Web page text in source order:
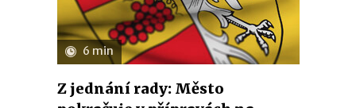
6 min
Z jednání rady: Město